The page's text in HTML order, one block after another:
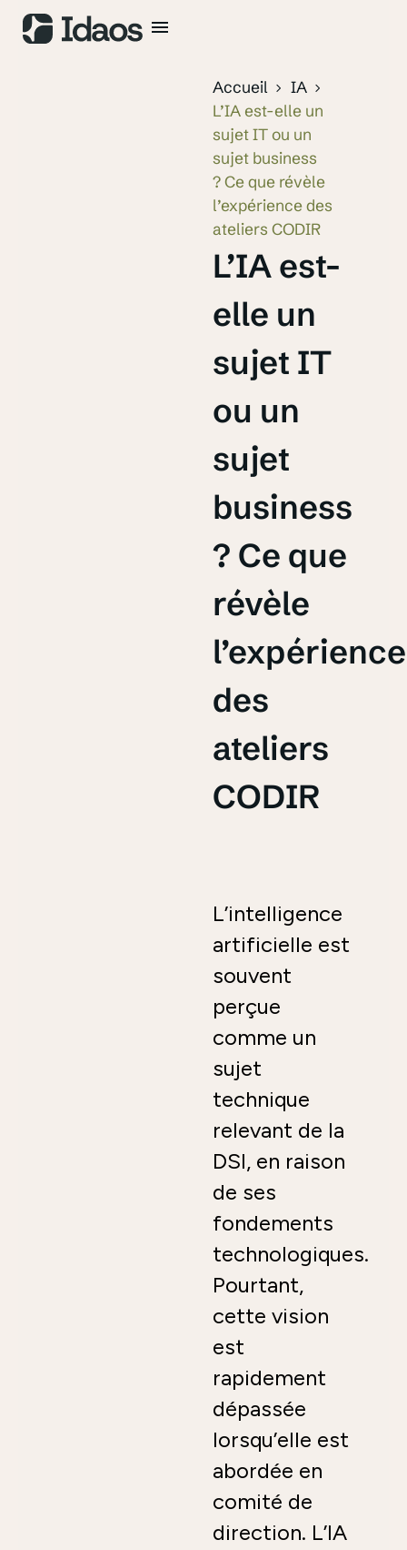
Accueil
IA
L’IA est-elle un
sujet IT ou un
sujet business
? Ce que révèle
l’expérience des
ateliers CODIR
L’IA est-
elle un
sujet IT
ou un
sujet
business
? Ce que
révèle
l’expérience
des
ateliers
CODIR
L’intelligence
artificielle est
souvent
perçue
comme un
sujet
technique
relevant de la
DSI, en raison
de ses
fondements
technologiques.
Pourtant,
cette vision
est
rapidement
dépassée
lorsqu’elle est
abordée en
comité de
direction. L’IA